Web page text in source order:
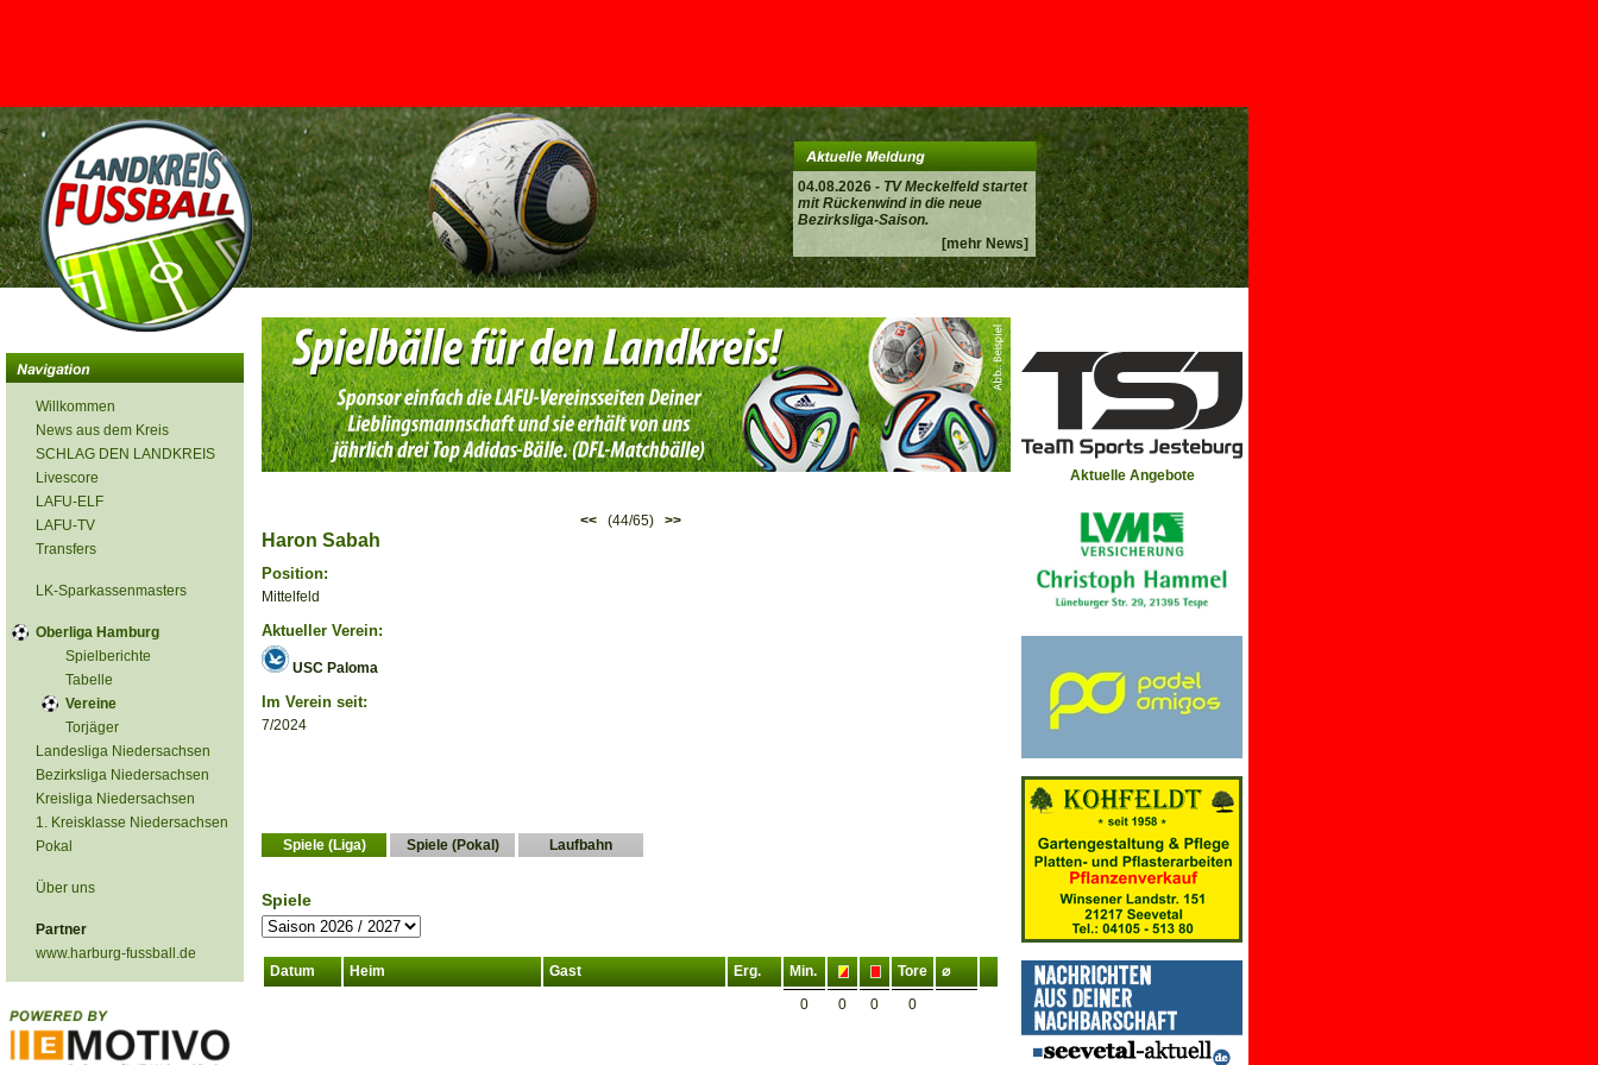
04.08.2026 - TV Meckelfeld startet
mit Rückenwind in die neue
Bezirksliga-Saison.
[mehr News]
<
Willkommen
News aus dem Kreis
SCHLAG DEN LANDKREIS
Livescore
LAFU-ELF
LAFU-TV
Transfers
LK-Sparkassenmasters
Oberliga Hamburg
Spielberichte
Tabelle
Vereine
Torjäger
Landesliga Niedersachsen
Bezirksliga Niedersachsen
Kreisliga Niedersachsen
1. Kreisklasse Niedersachsen
Pokal
Über uns
Partner
www.harburg-fussball.de
<< (44/65) >>
Haron Sabah
Position:
Mittelfeld
Aktueller Verein:
USC Paloma
Im Verein seit:
7/2024
Spiele (Liga) Spiele (Pokal) Laufbahn
Spiele
Datum Heim Gast Erg. Min. Tore
⌀
0
0 0 0
Aktuelle Angebote